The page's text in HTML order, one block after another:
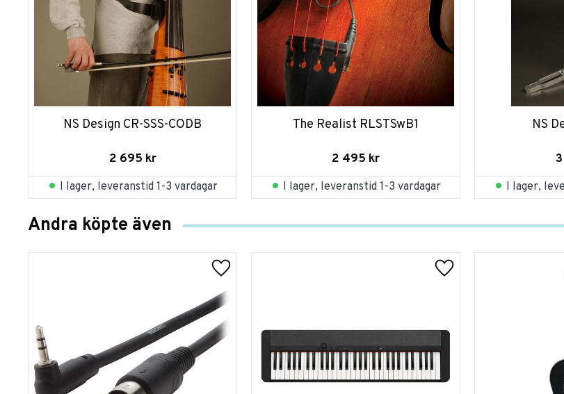
NS Design CR-SSS-CODB
2 695 kr
I lager, leveranstid 1-3 vardagar
The Realist RLSTSwB1
2 495 kr
I lager, leveranstid 1-3 vardagar
NS
I lager,
Andra köpte även